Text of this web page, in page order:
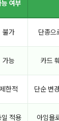
능 여부
불가 단종으
가능 카드
제한적 단순 변
일 적용 아임욜